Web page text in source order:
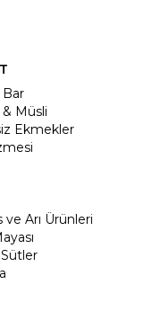
& Müsli
Ekmekler
ve Arı Ürünleri